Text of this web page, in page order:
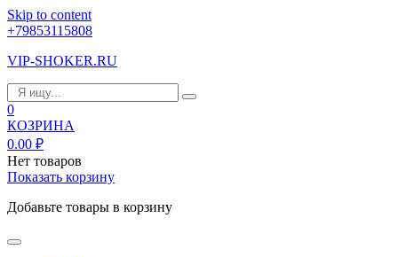
Skip to content
+79853115808
VIP-SHOKER.RU
0
КОЗРИНА
0.00 ₽
Нет товаров
Показать корзину
Добавьте товары в корзину